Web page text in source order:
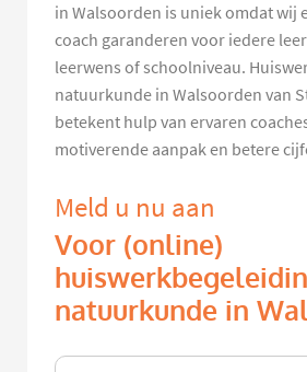
in Walsoorden is uniek omdat wij
coach garanderen voor iedere
leerwens of schoolniveau.
natuurkunde in Walsoorden van
betekent hulp van ervaren
motiverende aanpak en betere
Meld u nu aan
Voor (online)
natuurkunde in